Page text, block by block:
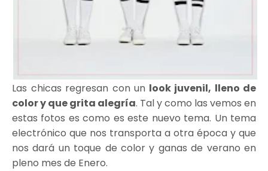
Las chicas regresan con un look juvenil, lleno de
color y que grita alegría. Tal y como las vemos en
estas fotos es como es este nuevo tema. Un tema
electrónico que nos transporta a otra época y que
nos dará un toque de color y ganas de verano en
pleno mes de Enero.